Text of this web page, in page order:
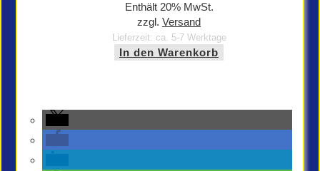
Enthält 20% MwSt.
zzgl. Versand
Lieferzeit: ca. 5-7 Werktage
In den Warenkorb